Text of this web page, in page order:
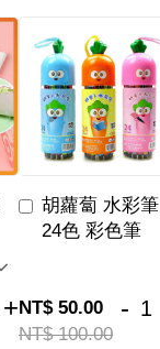
+
胡蘿蔔 水彩筆
24色 彩色筆
NT$ 50.00
NT$ 100.00
-